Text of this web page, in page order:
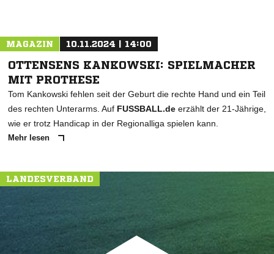
MAGAZIN 10.11.2024 | 14:00
OTTENSENS KANKOWSKI: SPIELMACHER
MIT PROTHESE
Tom Kankowski fehlen seit der Geburt die rechte Hand und ein Teil
des rechten Unterarms. Auf FUSSBALL.de erzählt der 21-Jährige,
wie er trotz Handicap in der Regionalliga spielen kann.
Mehr lesen
LANDESVERBAND